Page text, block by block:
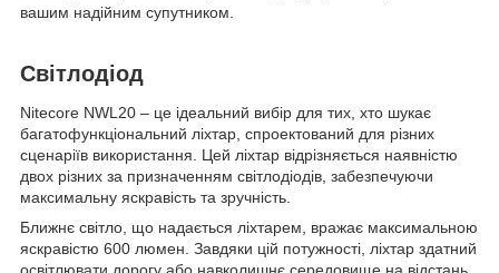
вашим надійним супутником.
Світлодіод
Nitecore NWL20 – це ідеальний вибір для тих, хто шукає
багатофункціональний ліхтар, спроектований для різних
сценаріїв використання. Цей ліхтар відрізняється наявністю
двох різних за призначенням світлодіодів, забезпечуючи
максимальну яскравість та зручність.
Ближнє світло, що надається ліхтарем, вражає максимальною
яскравістю 600 люмен. Завдяки цій потужності, ліхтар здатний